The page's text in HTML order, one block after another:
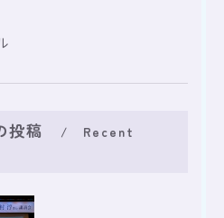
投稿
Recent